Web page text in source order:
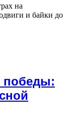
на
и байки до
победы: